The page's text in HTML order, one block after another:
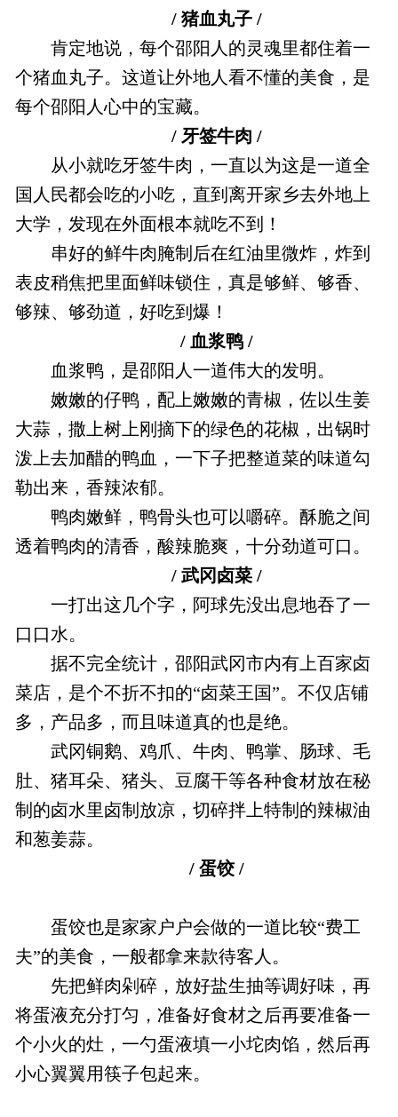
/ 猪血丸子 /
肯定地说，每个邵阳人的灵魂里都住着一
个猪血丸子。这道让外地人看不懂的美食，是
每个邵阳人心中的宝藏。
/ 牙签牛肉 /
从小就吃牙签牛肉，一直以为这是一道全
国人民都会吃的小吃，直到离开家乡去外地上
大学，发现在外面根本就吃不到！
串好的鲜牛肉腌制后在红油里微炸，炸到
表皮稍焦把里面鲜味锁住，真是够鲜、够香、
够辣、够劲道，好吃到爆！
/ 血浆鸭 /
血浆鸭，是邵阳人一道伟大的发明。
嫩嫩的仔鸭，配上嫩嫩的青椒，佐以生姜
大蒜，撒上树上刚摘下的绿色的花椒，出锅时
泼上去加醋的鸭血，一下子把整道菜的味道勾
勒出来，香辣浓郁。
鸭肉嫩鲜，鸭骨头也可以嚼碎。酥脆之间
透着鸭肉的清香，酸辣脆爽，十分劲道可口。
/ 武冈卤菜 /
一打出这几个字，阿球先没出息地吞了一
口口水。
据不完全统计，邵阳武冈市内有上百家卤
菜店，是个不折不扣的“卤菜王国”。不仅店铺
多，产品多，而且味道真的也是绝。
武冈铜鹅、鸡爪、牛肉、鸭掌、肠球、毛
肚、猪耳朵、猪头、豆腐干等各种食材放在秘
制的卤水里卤制放凉，切碎拌上特制的辣椒油
和葱姜蒜。
/ 蛋饺 /
蛋饺也是家家户户会做的一道比较“费工
夫”的美食，一般都拿来款待客人。
先把鲜肉剁碎，放好盐生抽等调好味，再
将蛋液充分打匀，准备好食材之后再要准备一
个小火的灶，一勺蛋液填一小坨肉馅，然后再
小心翼翼用筷子包起来。